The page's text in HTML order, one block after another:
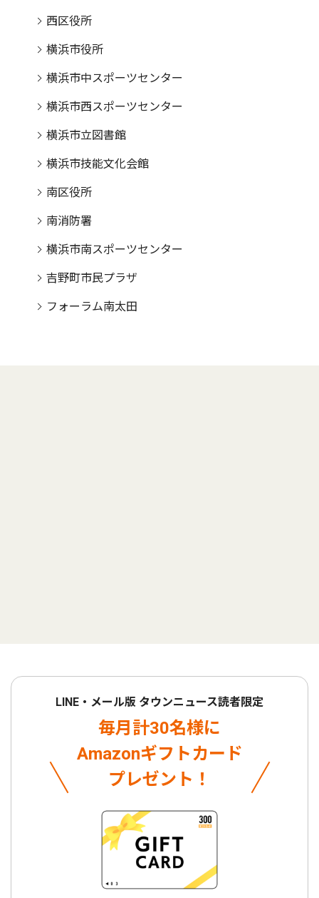
西区役所
横浜市役所
横浜市中スポーツセンター
横浜市西スポーツセンター
横浜市立図書館
横浜市技能文化会館
南区役所
南消防署
横浜市南スポーツセンター
吉野町市民プラザ
フォーラム南太田
LINE・メール版 タウンニュース読者限定
毎月計30名様に
Amazonギフトカード
プレゼント！